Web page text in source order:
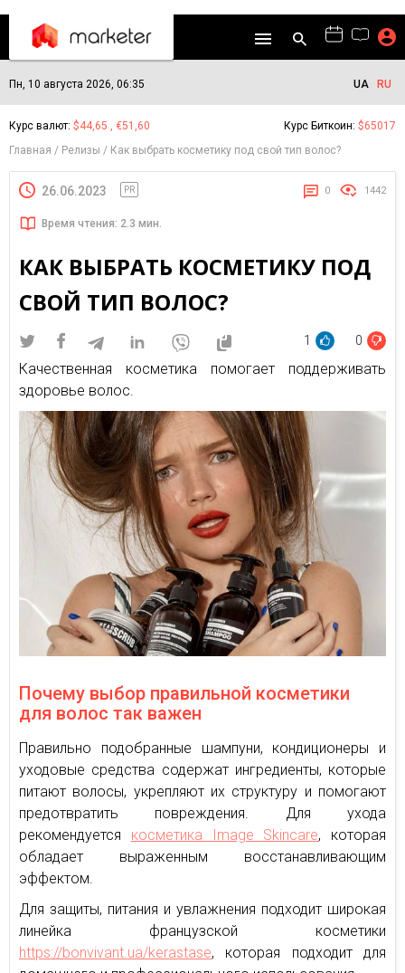
Пн, 10 августа 2026, 06:35 UA RU
Курс валют: $44,65 , €51,60 Курс Биткоин: $65017
Главная
Релизы Как выбрать косметику под свой тип волос?
26.06.2023 PR 0 1442
Время чтения: 2.3 мин.
КАК ВЫБРАТЬ КОСМЕТИКУ ПОД
СВОЙ ТИП ВОЛОС?
1 0
Качественная косметика помогает поддерживать
здоровье волос.
Почему выбор правильной косметики
для волос так важен
Правильно подобранные шампуни, кондиционеры и
уходовые средства содержат ингредиенты, которые
питают волосы, укрепляют их структуру и помогают
предотвратить повреждения. Для ухода
рекомендуется косметика Image Skincare, которая
обладает выраженным восстанавливающим
эффектом.
Для защиты, питания и увлажнения подходит широкая
линейка французской косметики
https://bonvivant.ua/kerastase, которая подходит для